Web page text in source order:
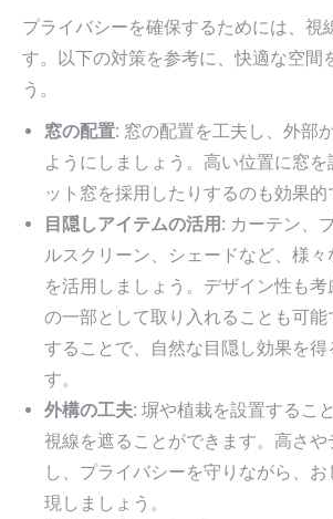
プライバシーを確保するためには、視
す。以下の対策を参考に、快適な空間
う。
窓の配置: 窓の配置を工夫し、外部
ようにしましょう。高い位置に窓を
ット窓を採用したりするのも効果的
目隠しアイテムの活用: カーテン、
ルスクリーン、シェードなど、様
を活用しましょう。デザイン性も
の一部として取り入れることも可
することで、自然な目隠し効果を得
す。
外構の工夫: 塀や植栽を設置するこ
視線を遮ることができます。高さや
し、プライバシーを守りながら、
現しましょう。